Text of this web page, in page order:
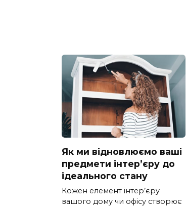
Як ми відновлюємо ваші
предмети інтер’єру до
ідеального стану
Кожен елемент інтер’єру
вашого дому чи офісу створює